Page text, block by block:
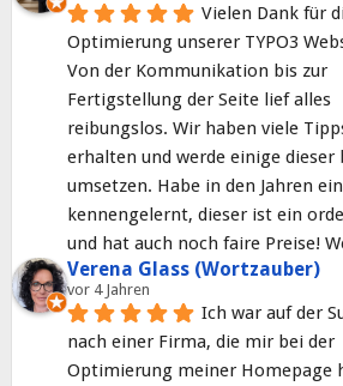
Vielen Dank für
Optimierung unserer TYPO3
Von der Kommunikation bis zur
Fertigstellung der Seite lief alles
reibungslos. Wir haben viele
erhalten und werde einige dieser
umsetzen. Habe in den Jahren
kennengelernt, dieser ist ein
und hat auch noch faire Preise!
Verena Glass (Wortzauber)
vor 4 Jahren
Ich war auf der
nach einer Firma, die mir bei der
Optimierung meiner Homepage